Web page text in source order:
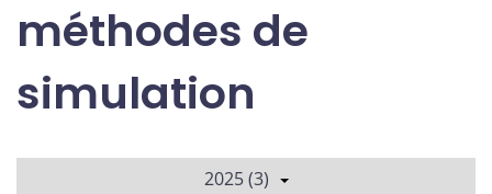
méthodes de
simulation
2025 (3)